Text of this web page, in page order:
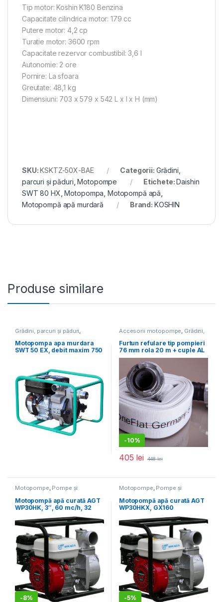
Tip motor: Koshin K180 Benzina
Capacitate cilindrica motor: 179 cc
Putere motor: 4,2 cp
Turatie motor: 3600 rpm
Capacitate rezervor combustibil: 3,6 l
Autonomie: 2 ore
Pornire: La sfoara
Greutate: 48,1 kg
Dimensiuni: 703 x 579 x 542 L x l x H (mm)
SKU:KSKTZ-50X-BAE Categorii: Grădini,
parcuri și păduri ,Motopompe Etichete:Daishin
SWT 80 HX ,Motopompa Motopompă apă
Motopompă apă murdară
Brand: KOSHIN
Produse similare
Grădini, parcuri și păduri
Motopompe
Motopompa apa murdara
SWT 50 EX, debit maxim 750
Accesorii motopompe Grădini,
parcuri și păduri , Motopompe
Furtun refulare tip pompieri
76 mm rola 20 m + cuple AL
tip storz
-10%
405 lei 448lei
Motopompe, Pompe și
Motopompă apă curată AGT
WP30HK, 3″, 60 mc/h, 32
GX160
-8%
Motopompe, Pompe și
Motopompă apă curată AGT
WP30HKX, GX160
-5%